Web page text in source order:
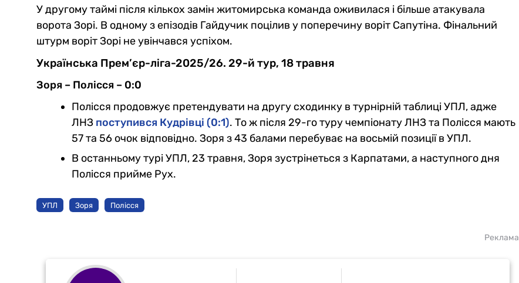
У другому таймі після кількох замін житомирська команда оживилася і більше атакувала
ворота Зорі. В одному з епізодів Гайдучик поцілив у поперечину воріт Сапутіна. Фінальний
штурм воріт Зорі не увінчався успіхом.
Українська Прем’єр-ліга-2025/26. 29-й тур, 18 травня
Зоря – Полісся – 0:0
Полісся продовжує претендувати на другу сходинку в турнірній таблиці УПЛ, адже
ЛНЗ поступився Кудрівці (0:1). То ж після 29-го туру чемпіонату ЛНЗ та Полісся мають
57 та 56 очок відповідно. Зоря з 43 балами перебуває на восьмій позиції в УПЛ.
В останньому турі УПЛ, 23 травня, Зоря зустрінеться з Карпатами, а наступного дня
Полісся прийме Рух.
УПЛ Зоря Полісся
Реклама